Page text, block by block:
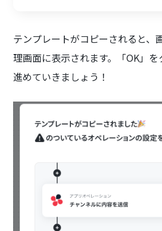
テンプレートがコピーされると、
理画面に表示されます。「OK」
進めていきましょう！